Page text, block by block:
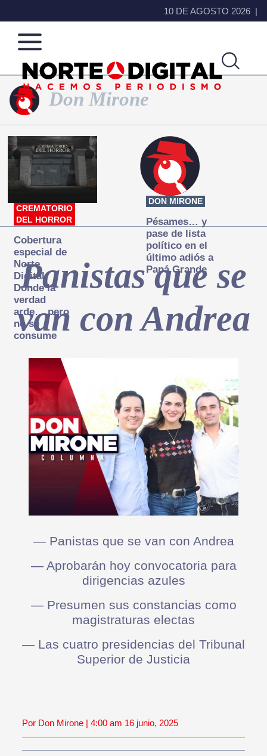
10 DE AGOSTO 2026
Norte
de
Ciudad
Juárez
Más
que
noticias,
hacemos periodismo
Don Mirone
CREMATORIO
DEL HORROR
Cobertura
especial de
Norte
Digital:
Donde la
verdad
arde… pero
no se
consume
DON MIRONE
Pésames… y
pase de lista
político en el
último adiós a
Papá Grande
Panistas que se
van con Andrea
— Panistas que se van con Andrea
— Aprobarán hoy convocatoria para
dirigencias azules
— Presumen sus constancias como
magistraturas electas
— Las cuatro presidencias del Tribunal
Superior de Justicia
Por Don Mirone | 4:00 am 16 junio, 2025